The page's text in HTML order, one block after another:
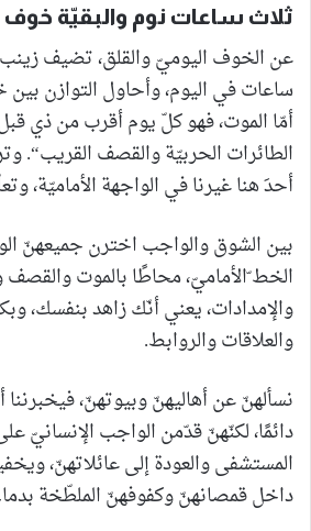
ثلاث ساعات نوم والبقيّة خوف
عن الخوف اليوميّ والقلق، تضيف
ساعات في اليوم، وأحاول التوازن
أمّا الموت، فهو كلّ يوم أقرب من ذي
الطائرات الحربيّة والقصف القريب“.
أحدَ هنا غيرنا في الواجهة الأماميّة،
بين الشوق والواجب اخترن جميعهنّ
الخط ّالأماميّ، محاطًا بالموت
والإمدادات، يعني أنّك زاهد بنفسك،
والعلاقات والروابط.
نسألهنّ عن أهاليهنّ وبيوتهنّ،
دائمًا، لكنّهنّ قدّمن الواجب الإنسانيّ
المستشفى والعودة إلى عائلاتهنّ،
داخل قمصانهنّ وكفوفهنّ الملطّخة